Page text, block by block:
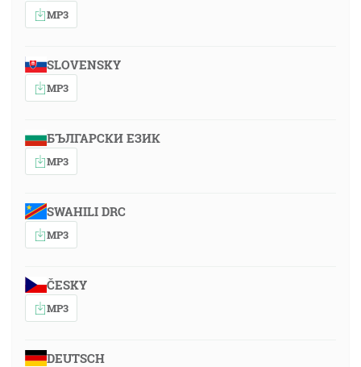
MP3
SLOVENSKY
MP3
БЪЛГАРСКИ ЕЗИК
MP3
SWAHILI DRC
MP3
ČESKY
MP3
DEUTSCH